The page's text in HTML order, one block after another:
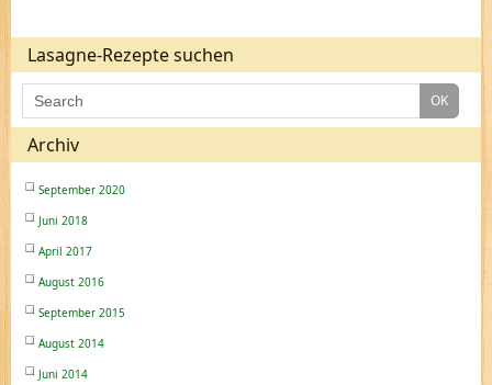
Lasagne-Rezepte suchen
Archiv
September 2020
Juni 2018
April 2017
August 2016
September 2015
August 2014
Juni 2014